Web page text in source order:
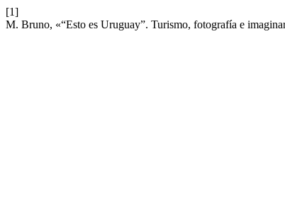
[1]
M. Bruno, «“Esto es Uruguay”. Turismo, fotografía e